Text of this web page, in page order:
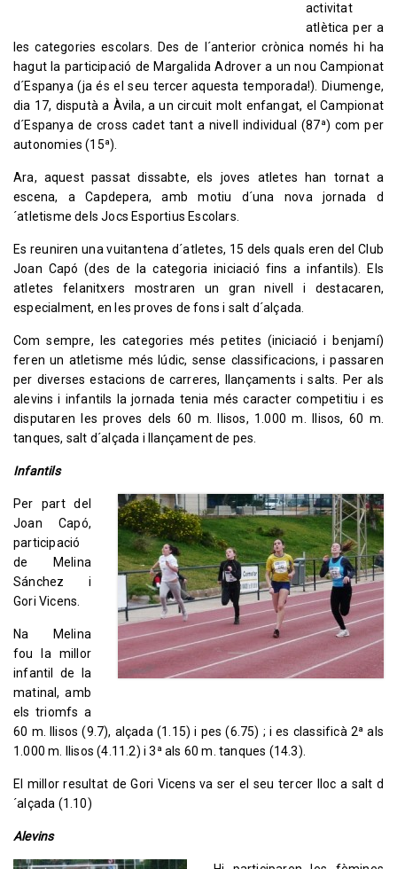
activitat
atlètica per a
les categories escolars. Des de l´anterior crònica només hi ha
hagut la participació de Margalida Adrover a un nou Campionat
d´Espanya (ja és el seu tercer aquesta temporada!). Diumenge,
dia 17, disputà a Àvila, a un circuit molt enfangat, el Campionat
d´Espanya de cross cadet tant a nivell individual (87ª) com per
autonomies (15ª).
Ara, aquest passat dissabte, els joves atletes han tornat a
escena, a Capdepera, amb motiu d´una nova jornada d
´atletisme dels Jocs Esportius Escolars.
Es reuniren una vuitantena d´atletes, 15 dels quals eren del Club
Joan Capó (des de la categoria iniciació fins a infantils). Els
atletes felanitxers mostraren un gran nivell i destacaren,
especialment, en les proves de fons i salt d´alçada.
Com sempre, les categories més petites (iniciació i benjamí)
feren un atletisme més lúdic, sense classificacions, i passaren
per diverses estacions de carreres, llançaments i salts. Per als
alevins i infantils la jornada tenia més caracter competitiu i es
disputaren les proves dels 60 m. llisos, 1.000 m. llisos, 60 m.
tanques, salt d´alçada i llançament de pes.
Infantils
Perpartdel
Joan Capó,
participació
de Melina
Sánchez i
Gori Vicens.
Na Melina
fou la millor
infantil de la
matinal, amb
els triomfs a
60 m. llisos (9.7), alçada (1.15) i pes (6.75) ; i es classificà 2ª als
1.000 m. llisos (4.11.2) i 3ª als 60 m. tanques (14.3).
El millor resultat de Gori Vicens va ser el seu tercer lloc a salt d
´alçada (1.10)
Alevins